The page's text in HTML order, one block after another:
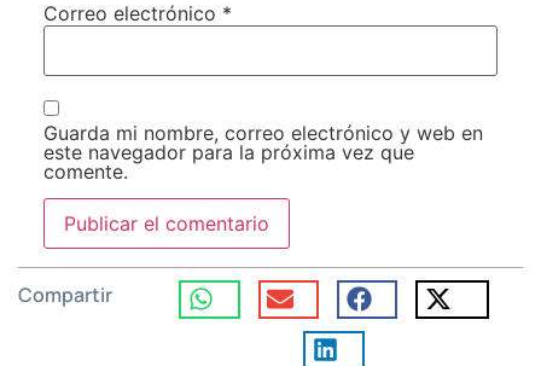
Correo electrónico *
Guarda mi nombre, correo electrónico y web en
este navegador para la próxima vez que
comente.
Compartir